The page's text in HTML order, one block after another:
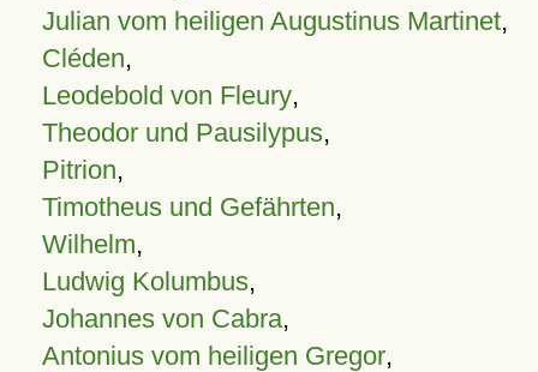
Julian vom heiligen Augustinus Martinet,
Cléden,
Leodebold von Fleury,
Theodor und Pausilypus,
Pitrion,
Timotheus und Gefährten,
Wilhelm,
Ludwig Kolumbus,
Johannes von Cabra,
Antonius vom heiligen Gregor,